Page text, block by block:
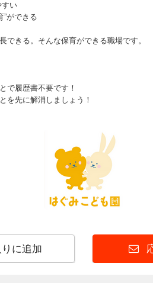
すい
”ができる
できる。そんな保育ができる職場です。
で履歴書不要です！
を先に解消しましょう！
に追加